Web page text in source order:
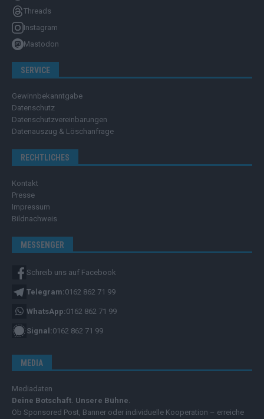
Threads
Instagram
Mastodon
SERVICE
Gewinnbekanntgabe
Datenschutz
Datenschutzvereinbarungen
Datenauszug & Löschanfrage
RECHTLICHES
Kontakt
Presse
Impressum
Bildnachweis
MESSENGER
Schreib uns auf Facebook
Telegram:0162 862 71 99
WhatsApp:0162 862 71 99
Signal:0162 862 71 99
MEDIA
Mediadaten
Deine Botschaft. Unsere Bühne.
Ob Sponsored Post, Banner oder individuelle Kooperation – erreiche